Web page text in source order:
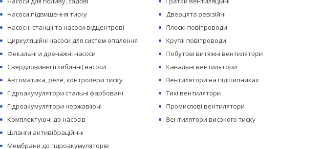
Насоси підвищення тиску
Насосні станції та насоси відцентрові
Циркуляційні насоси для систем опалення
Фекальні и дренажні насоси
Свердловинні (глибинні) насоси
Автоматика, реле, контролери тиску
Гідроакумулятори стальні фарбовані
Гідроакумулятори нержавіючі
Комплектуючі до насосів
Шланги антивібраційнні
Мембрани до гідроакумуляторів
Дверцята ревізійні
Плоскі повітроводи
Круглі повітроводи
Побутові витяжні вентилятори
Канальні вентилятори
Вентилятори на підшипниках
Тихі вентилятори
Промислові вентилятори
Вентилятори високого тиску